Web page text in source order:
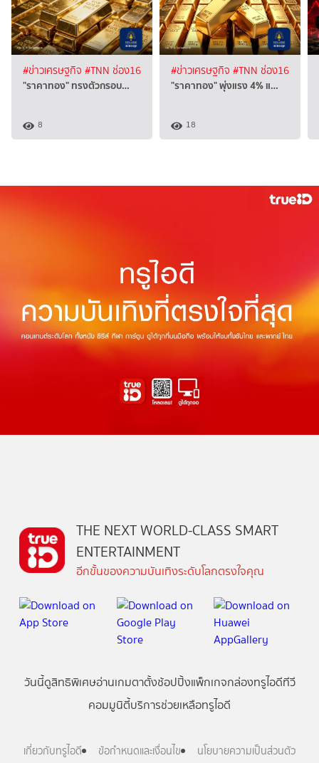
#ข่าวเศรษฐกิจ #TNN ช่อง16
"ราคาทอง" ทรงตัวกรอบ…
8
#ข่าวเศรษฐกิจ #TNN ช่อง16
"ราคาทอง" พุ่งแรง 4% แ…
18
THE NEXT WORLD-CLASS SMART
ENTERTAINMENT
อีกขั้นของความบันเทิงระดับโลกตรงใจคุณ
วันนี้ดูสิทธิพิเศษอ่านเกมตาตั้งช้อปปิ้งแพ็กเกจกล่องทรูไอดีทีวี
คอมมูนิตี้บริการช่วยเหลือทรูไอดี
เกี่ยวกับทรูไอดี ข้อกำหนดและเงื่อนไข นโยบายความเป็นส่วนตัว